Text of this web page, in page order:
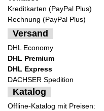
Kreditkarten (PayPal Plus)
Rechnung (PayPal Plus)
Versand
DHL Economy
DHL Premium
DHL Express
DACHSER Spedition
Katalog
Offline-Katalog mit Preisen: